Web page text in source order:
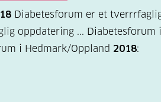
Diabetesforum er et
oppdatering ... Diabetesforum
i Hedmark/Oppland 2018: